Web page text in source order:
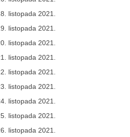
listopada 2021.
listopada 2021.
listopada 2021.
listopada 2021.
listopada 2021.
listopada 2021.
listopada 2021.
listopada 2021.
listopada 2021.